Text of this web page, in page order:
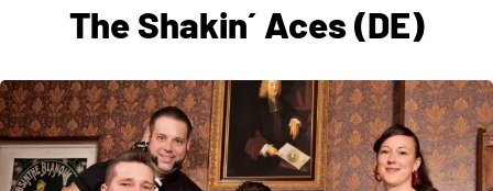
The Shakin´ Aces (DE)